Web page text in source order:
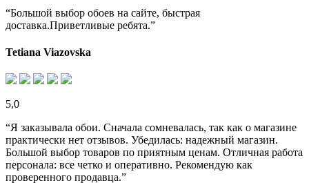
“Большой выбор обоев на сайте, быстрая
доставка.Приветливые ребята.”
Tetiana Viazovska
5,0
“Я заказывала обои. Сначала сомневалась, так как о магазине
практически нет отзывов. Убедилась: надежный магазин.
Большой выбор товаров по приятным ценам. Отличная работа
персонала: все четко и оперативно. Рекомендую как
проверенного продавца.”